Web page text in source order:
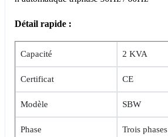
Détail rapide :
Capacité 2 KVA
Certificat CE
Modèle SBW
Phase Trois phases